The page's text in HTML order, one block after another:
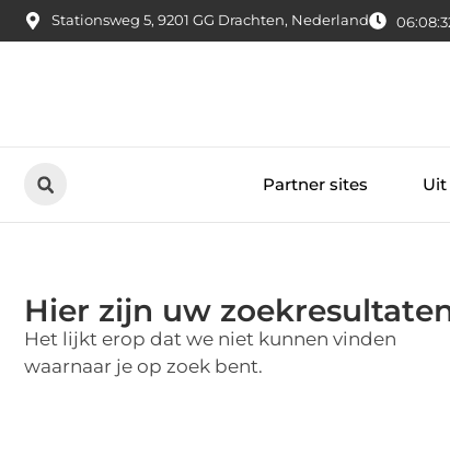
Stationsweg 5, 9201 GG Drachten, Nederland
Partner sites Uit
Hier zijn uw
Het lijkt erop dat we niet kunnen vinden
waarnaar je op zoek bent.